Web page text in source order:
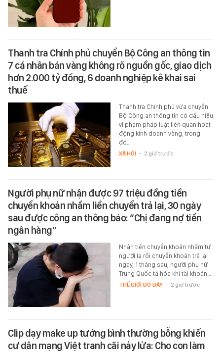
Thanh tra Chính phủ chuyển Bộ Công an thông tin
7 cá nhân bán vàng không rõ nguồn gốc, giao dịch
hơn 2.000 tỷ đồng, 6 doanh nghiệp kê khai sai
thuế
Thanh tra Chính phủ vừa chuyển
Bộ Công an thông tin có dấu hiệu
vi phạm pháp luật liên quan hoạt
động kinh doanh vàng, trong
đó…
XÃ HỘI - 2 giờ trước
Người phụ nữ nhận được 97 triệu đồng tiền
chuyển khoản nhầm liền chuyển trả lại, 30 ngày
sau được công an thông báo: “Chị đang nợ tiền
ngân hàng”
Nhận tiền chuyển khoản nhầm từ
người lạ rồi chuyển khoản trả lại
ngay, 1 tháng sau, người phụ nữ
Trung Quốc tá hỏa khi tài khoản…
THẾ GIỚI ĐÓ ĐÂY - 2 giờ trước
Clip dạy make up tưởng bình thường bỗng khiến
cư dân mạng Việt tranh cãi nảy lửa: Cho con làm